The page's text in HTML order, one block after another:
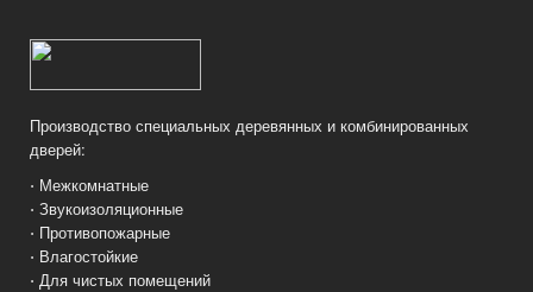
Производство специальных деревянных и комбинированных
дверей:
⋅ Межкомнатные
⋅ Звукоизоляционные
⋅ Противопожарные
⋅ Влагостойкие
⋅ Для чистых помещений